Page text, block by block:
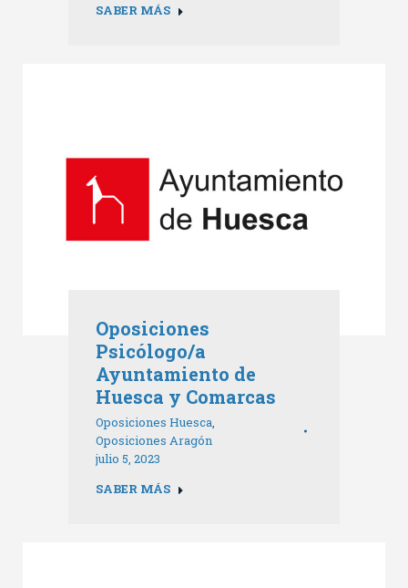
SABER MÁS
Oposiciones
Psicólogo/a
Ayuntamiento de
Huesca y Comarcas
Oposiciones Huesca,
Oposiciones Aragón
julio 5, 2023
SABER MÁS